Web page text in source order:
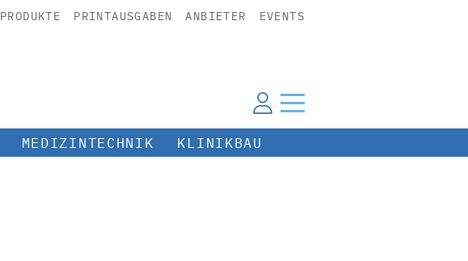
PRODUKTE PRINTAUSGABEN ANBIETER EVENTS
MEDIZINTECHNIK KLINIKBAU